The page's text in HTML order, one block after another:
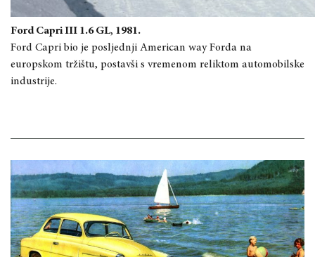
Ford Capri III 1.6 GL, 1981.
Ford Capri bio je posljednji American way Forda na
europskom tržištu, postavši s vremenom reliktom automobilske
industrije.